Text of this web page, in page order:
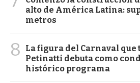
alto de América Latina:
metros
8
La figura del Carnaval que
Petinatti debuta como
histórico programa